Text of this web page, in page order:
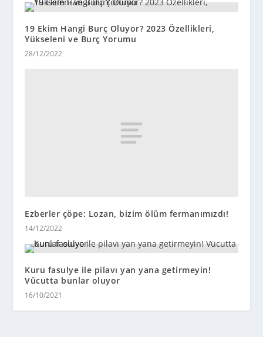
19 Ekim Hangi Burç Oluyor? 2023 Özellikleri,
Yükseleni ve Burç Yorumu
28/12/2022
Ezberler çöpe: Lozan, bizim ölüm fermanımızdı!
14/12/2022
Kuru fasulye ile pilavı yan yana getirmeyin!
Vücutta bunlar oluyor
16/10/2021